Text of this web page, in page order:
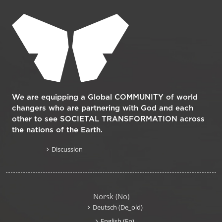
We are equipping a Global COMMUNITY of world
changers who are partnering with God and each
other to see SOCIETAL TRANSFORMATION across
the nations of the Earth.
Discussion
Norsk ‎(no)‎
Deutsch ‎(de_old)‎